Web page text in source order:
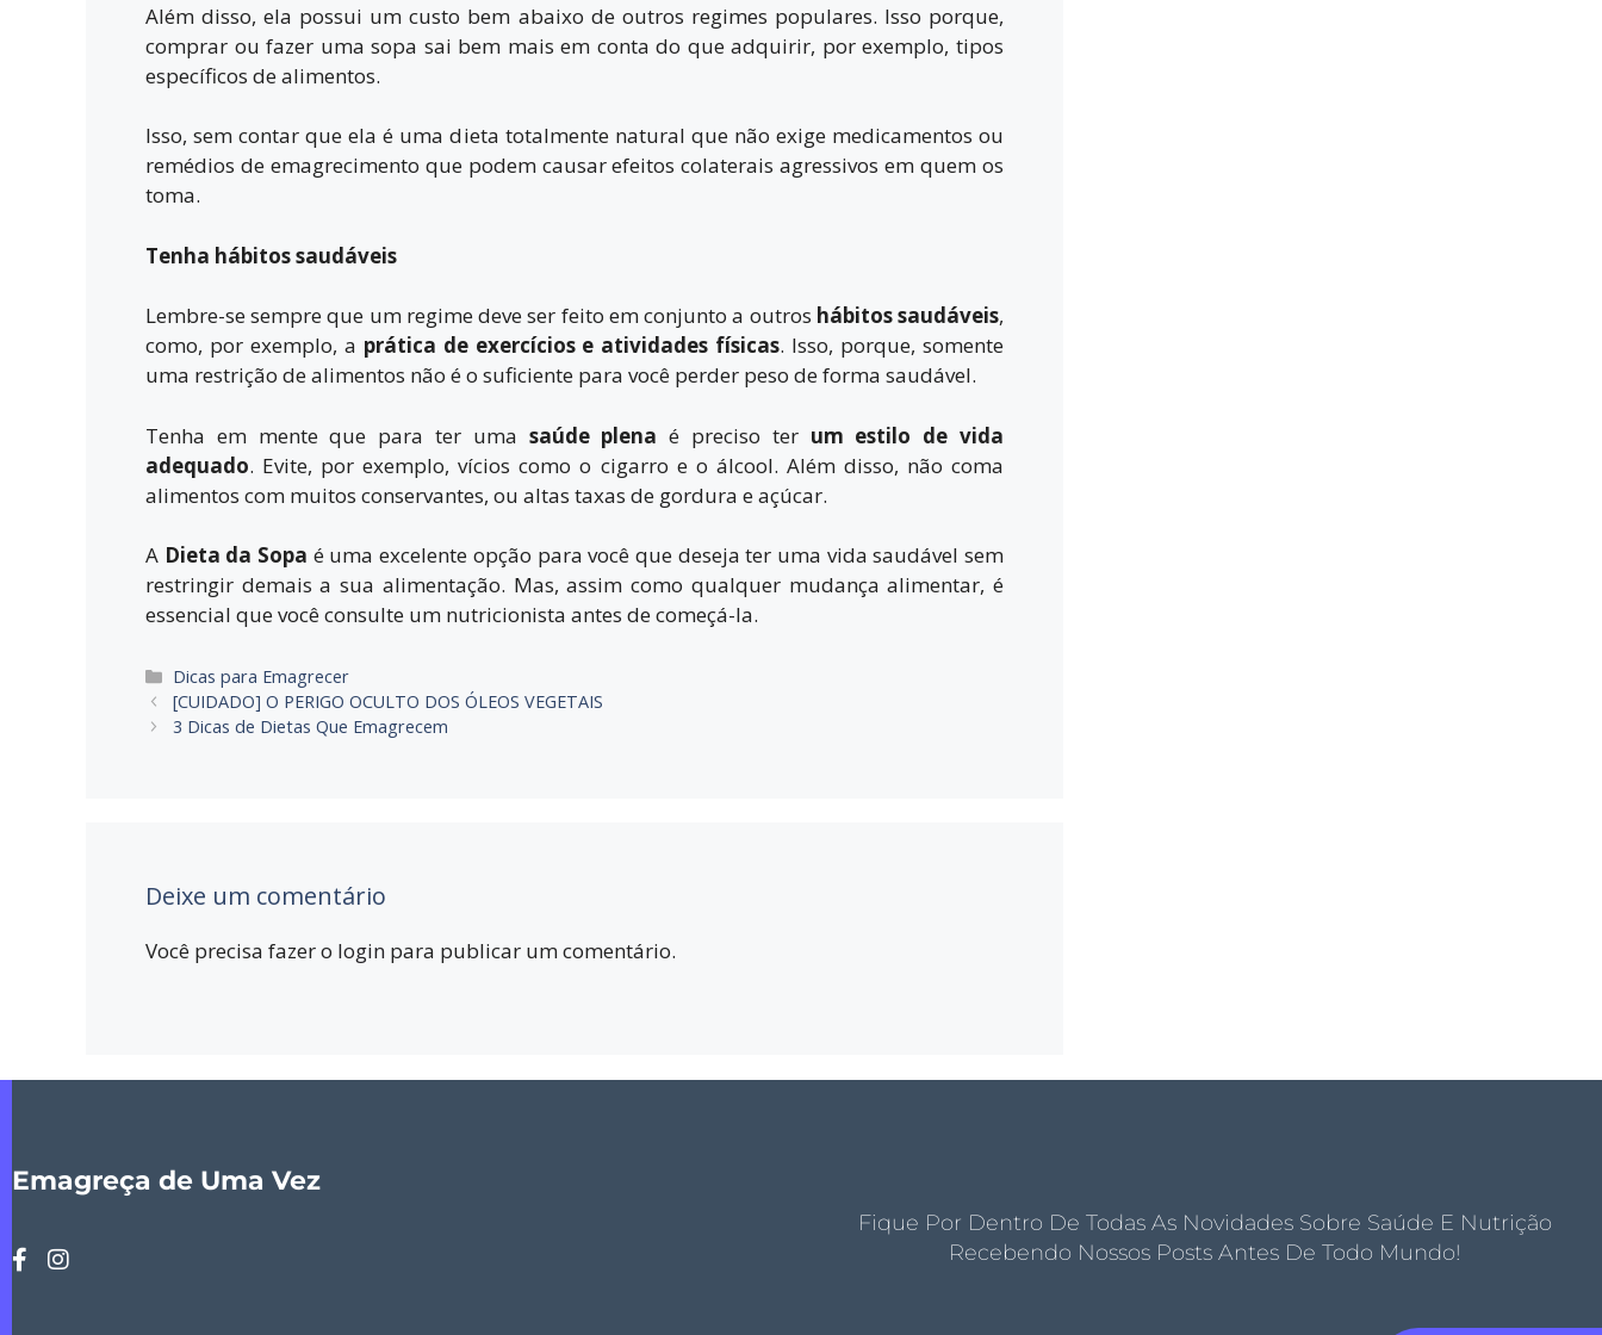
Além disso, ela possui um custo bem abaixo de outros regimes populares. Isso porque,
comprar ou fazer uma sopa sai bem mais em conta do que adquirir, por exemplo, tipos
específicos de alimentos.
Isso, sem contar que ela é uma dieta totalmente natural que não exige medicamentos ou
remédios de emagrecimento que podem causar efeitos colaterais agressivos em quem os
toma.
Tenha hábitos saudáveis
Lembre-se sempre que um regime deve ser feito em conjunto a outros hábitos saudáveis,
como, por exemplo, a prática de exercícios e atividades físicas. Isso, porque, somente
uma restrição de alimentos não é o suficiente para você perder peso de forma saudável.
Tenha em mente que para ter uma saúde plena é preciso ter um estilo de vida
adequado. Evite, por exemplo, vícios como o cigarro e o álcool. Além disso, não coma
alimentos com muitos conservantes, ou altas taxas de gordura e açúcar.
A Dieta da Sopa é uma excelente opção para você que deseja ter uma vida saudável sem
restringir demais a sua alimentação. Mas, assim como qualquer mudança alimentar, é
essencial que você consulte um nutricionista antes de começá-la.
Dicas para Emagrecer
[CUIDADO] O PERIGO OCULTO DOS ÓLEOS VEGETAIS
3 Dicas de Dietas Que Emagrecem
Deixe um comentário
Você precisa fazer o login para publicar um comentário.
Emagreça de Uma Vez
Fique Por Dentro De Todas As Novidades Sobre Saúde E Nutrição
Recebendo Nossos Posts Antes De Todo Mundo!